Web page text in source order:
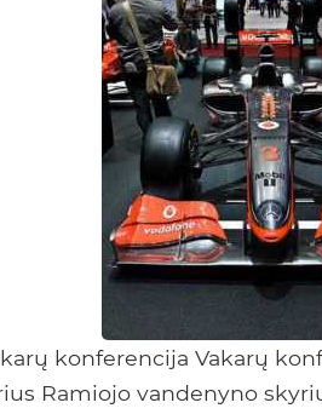
konferencija Vakarų
Ramiojo vandenyno